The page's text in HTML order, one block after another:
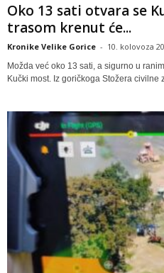
Oko 13 sati otvara se
trasom krenut će...
Kronike Velike Gorice - 10. kolovoza
Možda već oko 13 sati, a sigurno u
Kučki most. Iz goričkoga Stožera civilne